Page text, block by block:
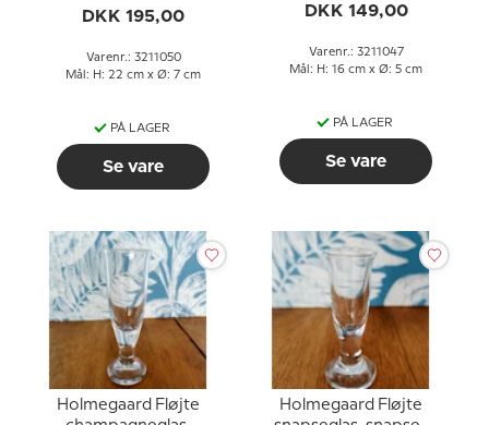
DKK 195,00
Varenr.: 3211050
Mål: H: 22 cm x Ø: 7 cm
PÅ LAGER
Se vare
DKK 149,00
Varenr.: 3211047
Mål: H: 16 cm x Ø: 5 cm
PÅ LAGER
Se vare
Holmegaard Fløjte
Holmegaard Fløjte